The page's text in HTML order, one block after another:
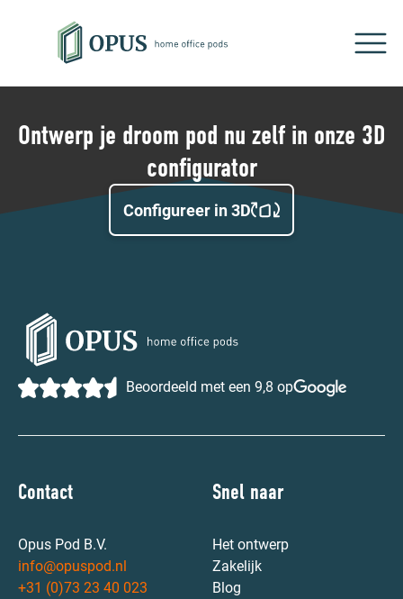
Ontwerp je droom pod nu zelf in onze 3D
configurator
Configureer in 3D
Beoordeeld met een 9,8 op
Contact
Opus Pod B.V.
info@opuspod.nl
+31 (0)73 23 40 023
Snel naar
Het ontwerp
Zakelijk
Blog